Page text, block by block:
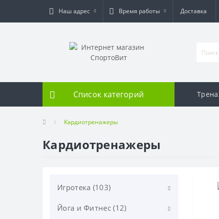
Наш адрес Время работы Доставка
Список категорий
Кардиотренажеры
Кардиотренажеры
Игротека (103)
Дартс (20)
Йога и Фитнес (12)